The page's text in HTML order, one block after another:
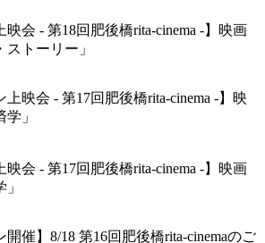
映会 - 第18回肥後橋rita-cinema -】映画
ストーリー」
映会 - 第17回肥後橋rita-cinema -】映画